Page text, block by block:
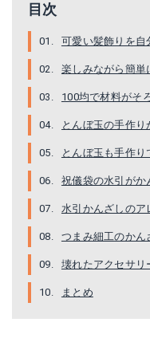
目次
可愛い髪飾りを自
楽しみながら簡
100均で材料がそ
とんぼ玉の手作り
とんぼ玉も手作り
祝儀袋の水引がか
水引かんざしのア
つまみ細工のかん
壊れたアクセサ
まとめ